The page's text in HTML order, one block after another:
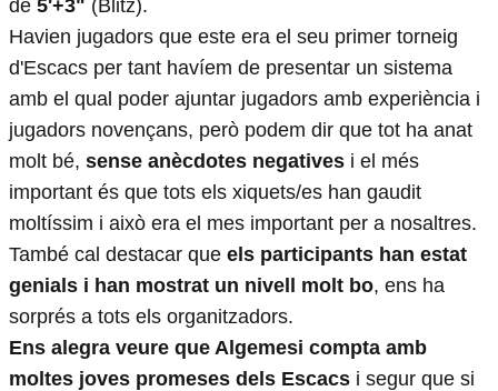
de 5'+3" (Blitz).
Havien jugadors que este era el seu primer torneig
d'Escacs per tant havíem de presentar un sistema
amb el qual poder ajuntar jugadors amb experiència i
jugadors novençans, però podem dir que tot ha anat
molt bé, sense anècdotes negatives i el més
important és que tots els xiquets/es han gaudit
moltíssim i això era el mes important per a nosaltres.
També cal destacar que els participants han estat
genials i han mostrat un nivell molt bo, ens ha
sorprés a tots els organitzadors.
Ens alegra veure que Algemesi compta amb
moltes joves promeses dels Escacs i segur que si